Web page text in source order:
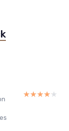
★★★★★
★★★★★